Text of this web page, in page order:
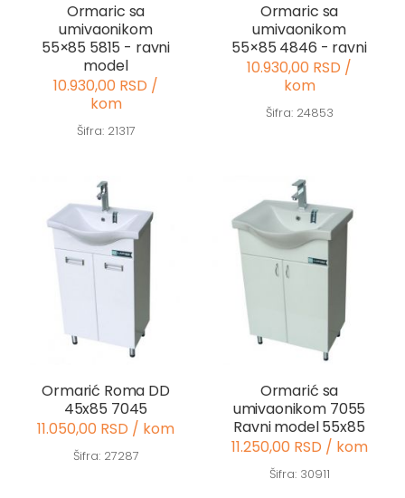
Ormaric sa
umivaonikom
55×85 5815 - ravni
model
10.930,00 RSD /
kom
Šifra: 21317
Ormaric sa
umivaonikom
55×85 4846 - ravni
10.930,00 RSD /
kom
Šifra: 24853
Ormarić Roma DD
45x85 7045
11.050,00 RSD / kom
Šifra: 27287
Ormarić sa
umivaonikom 7055
Ravni model 55x85
11.250,00 RSD / kom
Šifra: 30911